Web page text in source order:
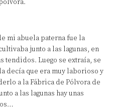
mi abuela paterna fue la
junto a las lagunas, en
tendidos. Luego se extraía, se
decía que era muy laborioso y
a la Fábrica de Pólvora de
a las lagunas hay unas